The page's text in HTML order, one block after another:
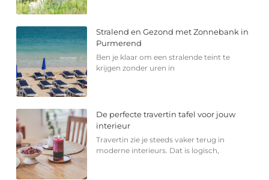
Stralend en Gezond met Zonnebank in
Purmerend
Ben je klaar om een stralende teint te
krijgen zonder uren in
De perfecte travertin tafel voor jouw
interieur
Travertin zie je steeds vaker terug in
moderne interieurs. Dat is logisch,